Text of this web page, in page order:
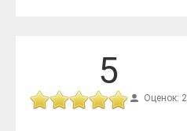
5
Оценок: 2